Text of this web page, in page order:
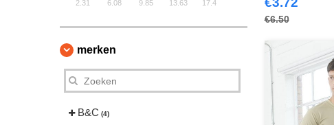
2.31 6.08 9.85 13.63 17.4
merken
B&C (4)
€6.50